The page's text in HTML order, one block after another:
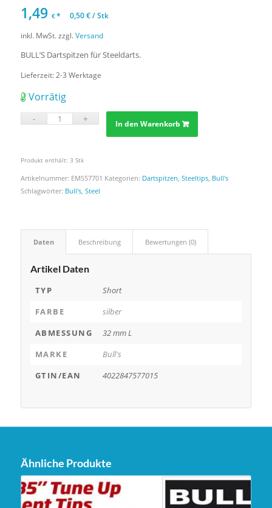
1,49 €* 0,50€/Stk
inkl. MwSt. zzgl.Versand
BULL’S Dartspitzen für Steeldarts.
Lieferzeit: 2-3 Werktage
Vorrätig
In den Warenkorb
Produkt enthält: 3 Stk
Artikelnummer: EMS57701 Kategorien: Dartspitzen, Steeltips, Bull's
Schlagwörter: Bull's, Steel
Daten Beschreibung Bewertungen (0)
Artikel Daten
TYP
Short
FARBE
silber
ABMESSUNG
32 mm L
MARKE
Bull's
GTIN/EAN
4022847577015
Ähnliche Produkte